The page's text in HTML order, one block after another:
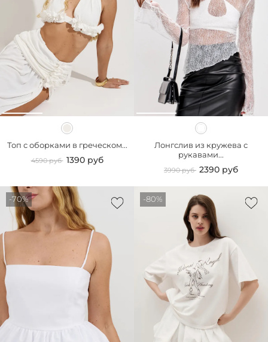
Топ с оборками в греческом...
4590 руб 1390 руб
Лонгслив из кружева с
рукавами...
3990 руб 2390 руб
-70% -80%